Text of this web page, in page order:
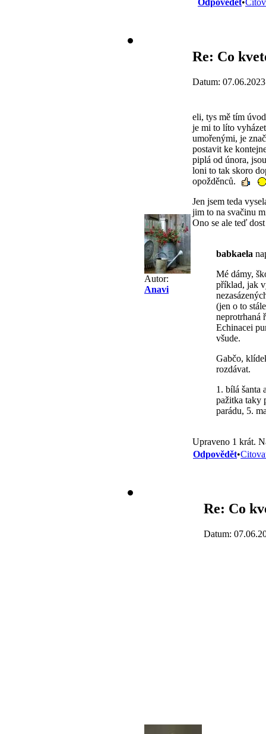
Autor:
Anavi
Re: Co
Datum:
eli, tys mě tím
je mi to líto
umořenými, je
postavit ke
piplá od února,
loni to tak skoro
opožděnců.
Jen jsem teda
jim to na svačinu
Ono se ale teď
babkaela
Mé dámy,
příklad, jak
(jen o to
neprotrhaná
Echinacei
všude.
Gabčo,
rozdávat.
1. bílá šanta
pažitka taky
parádu, 5.
Upraveno 1 krát.
Odpovědět•
Re: Co
Datum: